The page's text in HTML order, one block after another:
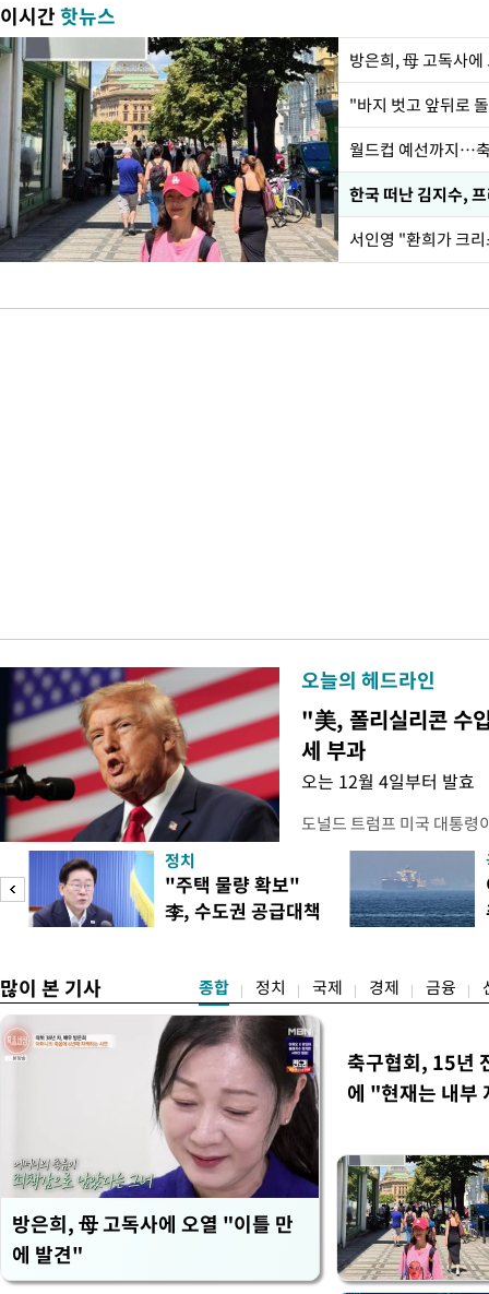
이시간핫뉴스
방은희, 母 고독사
월드컵 예선까지…
한국 떠난 김지수,
서인영 "환희가 크
오늘의 헤드라인
"美, 폴리실리콘 수
세 부과
오는 12월 4일부터 발효
도널드 트럼프 미국 대통령
콘 산업과 공급망을 보호
대통령은 6일(현지 시간)
품 수입에 최저 수입가격제
15%의 종가 관세를 부과
러
정치
"주택 물량 확보"
李, 수도권 공급대책
많이 본 기사 종합 정치 국제 경제 금융
방은희, 母 고독사에 오열 "이틀 만
에 발견"
축구협회, 15년
에 "현재는 내부